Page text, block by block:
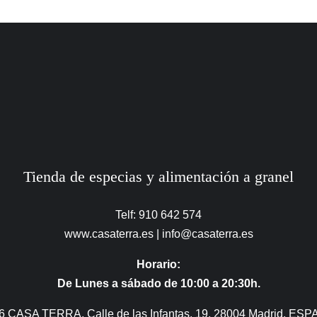
Tienda de especias y alimentación a granel
Telf: 910 642 574
www.casaterra.es| info@casaterra.es
Horario:
De Lunes a sábado de 10:00 a 20:30h.
CASA TERRA, Calle de las Infantas, 19, 28004 Madrid,